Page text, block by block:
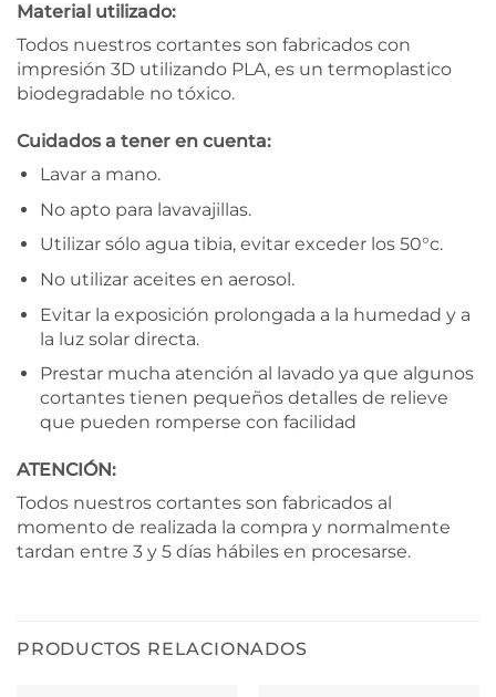
Material utilizado:
Todos nuestros cortantes son fabricados con
impresión 3D utilizando PLA, es un termoplastico
biodegradable no tóxico.
Cuidados a tener en cuenta:
Lavar a mano.
No apto para lavavajillas.
Utilizar sólo agua tibia, evitar exceder los 50°c.
No utilizar aceites en aerosol.
Evitar la exposición prolongada a la humedad y a
la luz solar directa.
Prestar mucha atención al lavado ya que algunos
cortantes tienen pequeños detalles de relieve
que pueden romperse con facilidad
ATENCIÓN:
Todos nuestros cortantes son fabricados al
momento de realizada la compra y normalmente
tardan entre 3 y 5 días hábiles en procesarse.
PRODUCTOS RELACIONADOS